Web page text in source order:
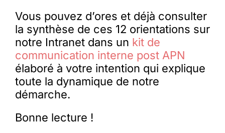
Vous pouvez d’ores et déjà consulter
la synthèse de ces 12 orientations sur
notre Intranet dans un kit de
communication interne post APN
élaboré à votre intention qui explique
toute la dynamique de notre
démarche.
Bonne lecture !